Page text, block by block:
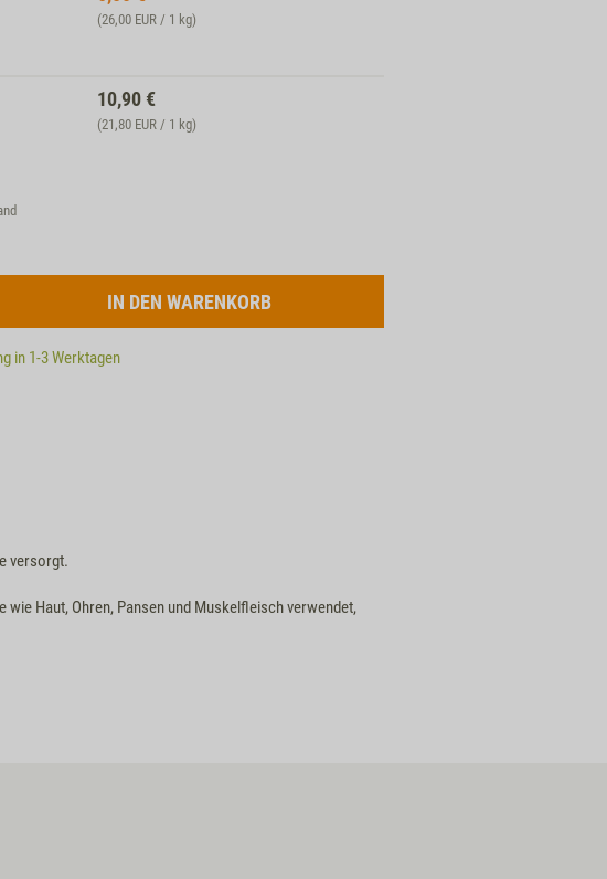
(26,00 EUR / 1 kg)
10,90 €
(21,80 EUR / 1 kg)
in 1-3 Werktagen
versorgt.
Haut, Ohren, Pansen und Muskelfleisch verwendet,